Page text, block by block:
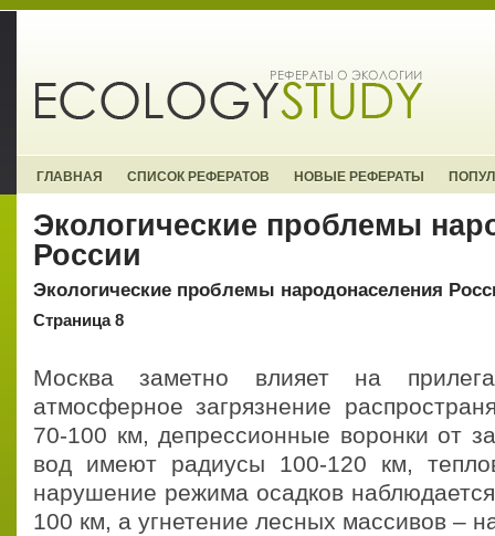
ГЛАВНАЯ СПИСОК РЕФЕРАТОВ НОВЫЕ РЕФЕРАТЫ
Экологические проблемы
России
Экологические проблемы народонаселения
Страница 8
Москва заметно влияет на
атмосферное загрязнение
70-100 км, депрессионные воронки от
вод имеют радиусы 100-120 км,
нарушение режима осадков
100 км, а угнетение лесных массивов –